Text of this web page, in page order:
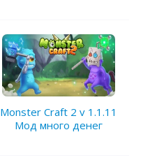
Monster Craft 2 v 1.1.11
Мод много денег